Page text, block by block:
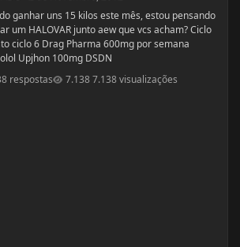
ganhar uns 15 kilos este mês, estou pensando
um HALOVAR junto aew que vcs acham? Ciclo
ciclo 6 Drag Pharma 600mg por semana
Upjhon 100mg DSDN
respostas
7.138 visualizações